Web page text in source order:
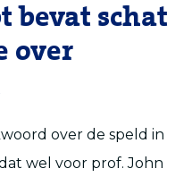
bevat schat
over
over de speld in
wel voor prof. John